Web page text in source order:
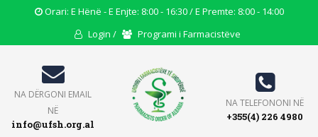
Opening
Orari: E Hënë - E Enjte: 8:00 - 16:30 / E Premte: 8:00 - 14:00
User
Login /
Users
Programi i Farmacistëve
Email
NA DËRGONI EMAIL
NË
info@ufsh.org.al
Phone
Icon
NA TELEFONONI NË
+355(4) 226 4980